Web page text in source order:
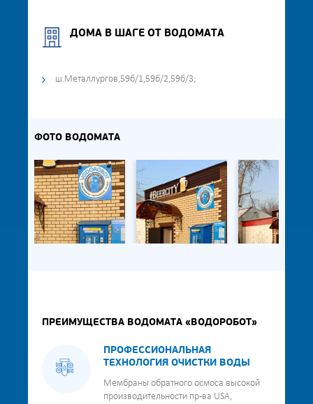
ДОМА В ШАГЕ ОТ ВОДОМАТА
ш.Металлургов,59б/1,59б/2,59б/3;
ФОТО ВОДОМАТА
ПРЕИМУЩЕСТВА ВОДОМАТА «ВОДОРОБОТ»
ПРОФЕССИОНАЛЬНАЯ
ТЕХНОЛОГИЯ ОЧИСТКИ ВОДЫ
Мембраны обратного осмоса высокой
производительности пр-ва USA,